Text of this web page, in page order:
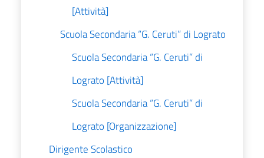
[Attività]
Scuola Secondaria “G. Ceruti” di Lograto
Scuola Secondaria “G. Ceruti” di
Lograto [Attività]
Scuola Secondaria “G. Ceruti” di
Lograto [Organizzazione]
Dirigente Scolastico